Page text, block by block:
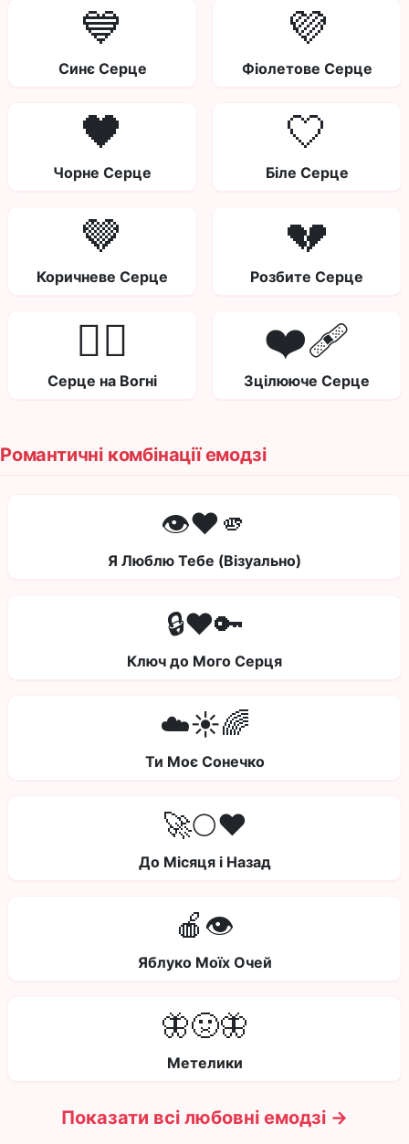
💙
Синє Серце
💜
Фіолетове Серце
🖤
Чорне Серце
🤍
Біле Серце
🤎
Коричневе Серце
💔
Розбите Серце
❤️‍🔥
Серце на Вогні
❤️‍🩹
Зцілююче Серце
Романтичні комбінації емодзі
👁️❤️🫵
Я Люблю Тебе (Візуально)
🔒❤️🔑
Ключ до Мого Серця
☁️☀️🌈
Ти Моє Сонечко
🚀🌕❤️
До Місяця і Назад
🍎👁️
Яблуко Моїх Очей
🦋🤢🦋
Метелики
Показати всі любовні емодзі →